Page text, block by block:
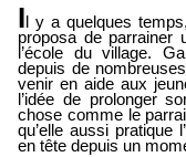
I l y a quelques
proposa de parrainer
l’école du village.
depuis de
venir en aide aux
l’idée de prolonger
chose comme le
qu’elle aussi pratique
en tête depuis un